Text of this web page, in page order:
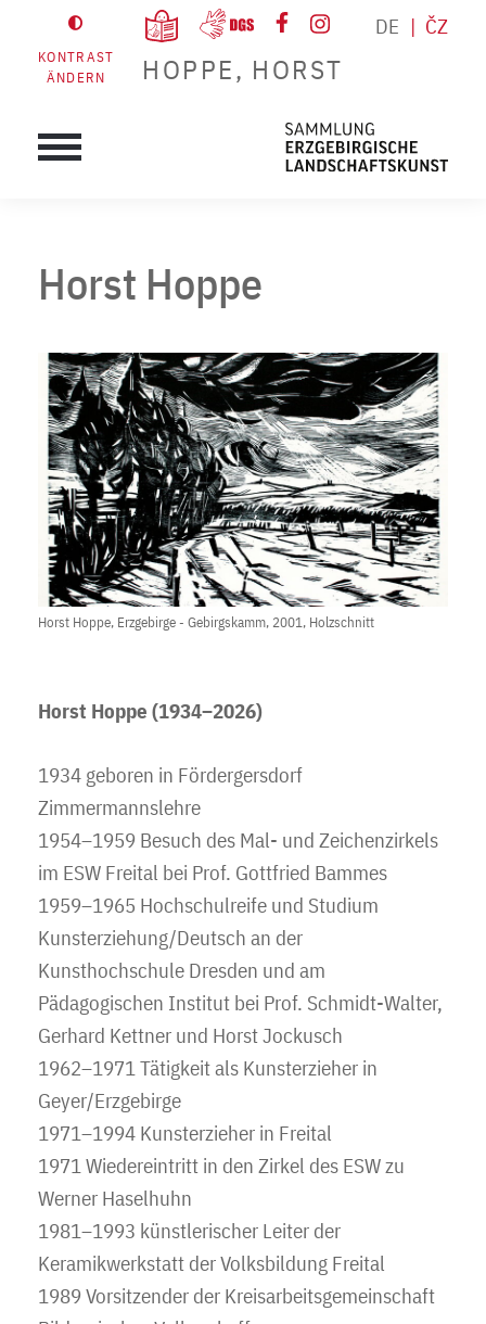
KONTRAST
ÄNDERN
DE ČZ
HOPPE, HORST
Horst Hoppe
Horst Hoppe, Erzgebirge - Gebirgskamm, 2001, Holzschnitt
Horst Hoppe (1934–2026)
1934 geboren in Fördergersdorf
Zimmermannslehre
1954–1959 Besuch des Mal- und Zeichenzirkels
im ESW Freital bei Prof. Gottfried Bammes
1959–1965 Hochschulreife und Studium
Kunsterziehung/Deutsch an der
Kunsthochschule Dresden und am
Pädagogischen Institut bei Prof. Schmidt-Walter,
Gerhard Kettner und Horst Jockusch
1962–1971 Tätigkeit als Kunsterzieher in
Geyer/Erzgebirge
1971–1994 Kunsterzieher in Freital
1971 Wiedereintritt in den Zirkel des ESW zu
Werner Haselhuhn
1981–1993 künstlerischer Leiter der
Keramikwerkstatt der Volksbildung Freital
1989 Vorsitzender der Kreisarbeitsgemeinschaft